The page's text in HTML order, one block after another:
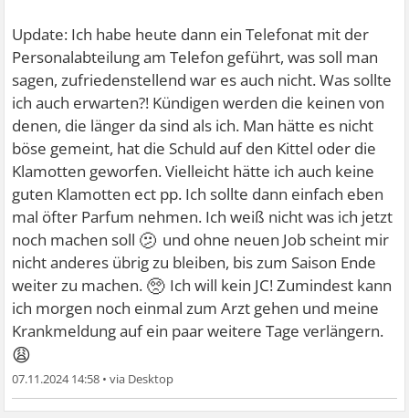
Update: Ich habe heute dann ein Telefonat mit der
Personalabteilung am Telefon geführt, was soll man
sagen, zufriedenstellend war es auch nicht. Was sollte
ich auch erwarten?! Kündigen werden die keinen von
denen, die länger da sind als ich. Man hätte es nicht
böse gemeint, hat die Schuld auf den Kittel oder die
Klamotten geworfen. Vielleicht hätte ich auch keine
guten Klamotten ect pp. Ich sollte dann einfach eben
mal öfter Parfum nehmen. Ich weiß nicht was ich jetzt
noch machen soll 🫤 und ohne neuen Job scheint mir
nicht anderes übrig zu bleiben, bis zum Saison Ende
weiter zu machen. 🥺 Ich will kein JC! Zumindest kann
ich morgen noch einmal zum Arzt gehen und meine
Krankmeldung auf ein paar weitere Tage verlängern.
😩
07.11.2024 14:58 •